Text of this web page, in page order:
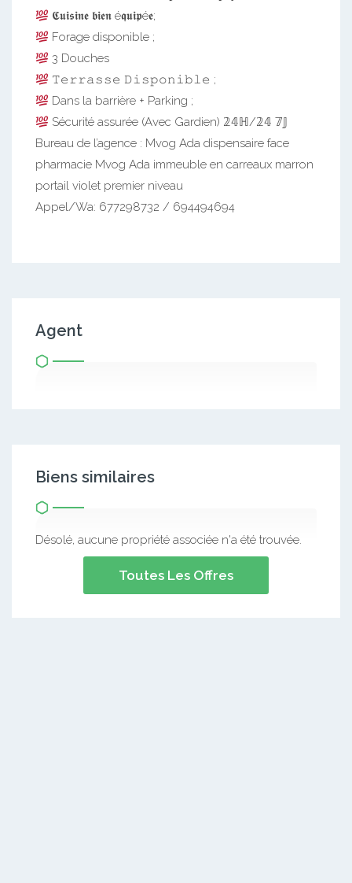
𝕮𝖚𝖎𝖘𝖎𝖓𝖊 𝖇𝖎𝖊𝖓 é𝖖𝖚𝖎𝖕é𝖊;
Forage disponible ;
3 Douches
𝚃𝚎𝚛𝚛𝚊𝚜𝚜𝚎 𝙳𝚒𝚜𝚙𝚘𝚗𝚒𝚋𝚕𝚎 ;
Dans la barrière + Parking ;
Sécurité assurée (Avec Gardien) 𝟚𝟜ℍ/𝟚𝟜 𝟟𝕁
Bureau de l’agence : Mvog Ada dispensaire face
pharmacie Mvog Ada immeuble en carreaux marron
portail violet premier niveau
Appel/Wa: 677298732 / 694494694
Agent
Biens similaires
Désolé, aucune propriété associée n'a été trouvée.
Toutes Les Offres